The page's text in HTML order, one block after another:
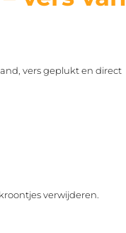
vers geplukt en direct
verwijderen.